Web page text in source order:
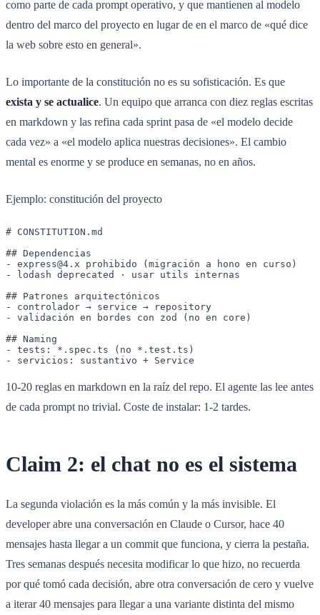
como parte de cada prompt operativo, y que mantienen al modelo
dentro del marco del proyecto en lugar de en el marco de «qué dice
la web sobre esto en general».
Lo importante de la constitución no es su sofisticación. Es que
exista y se actualice. Un equipo que arranca con diez reglas escritas
en markdown y las refina cada sprint pasa de «el modelo decide
cada vez» a «el modelo aplica nuestras decisiones». El cambio
mental es enorme y se produce en semanas, no en años.
Ejemplo: constitución del proyecto
# CONSTITUTION.md
## Dependencias
- express@4.x prohibido (migración a hono en curso)
- lodash deprecated · usar utils internas
## Patrones arquitectónicos
- controlador → service → repository
- validación en bordes con zod (no en core)
## Naming
- tests: *.spec.ts (no *.test.ts)
- servicios: sustantivo + Service
10-20 reglas en markdown en la raíz del repo. El agente las lee antes
de cada prompt no trivial. Coste de instalar: 1-2 tardes.
Claim 2: el chat no es el sistema
La segunda violación es la más común y la más invisible. El
developer abre una conversación en Claude o Cursor, hace 40
mensajes hasta llegar a un commit que funciona, y cierra la pestaña.
Tres semanas después necesita modificar lo que hizo, no recuerda
por qué tomó cada decisión, abre otra conversación de cero y vuelve
a iterar 40 mensajes para llegar a una variante distinta del mismo